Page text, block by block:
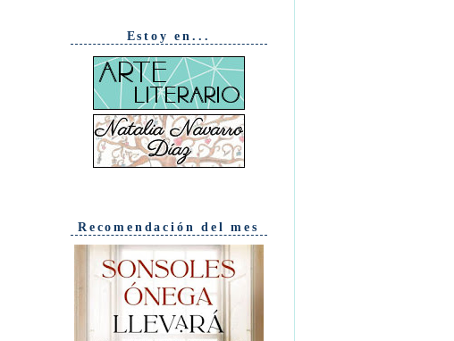
Estoy en...
Recomendación del mes